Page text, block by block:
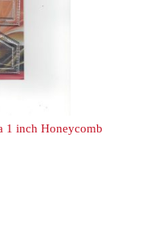
1 inch Honeycomb